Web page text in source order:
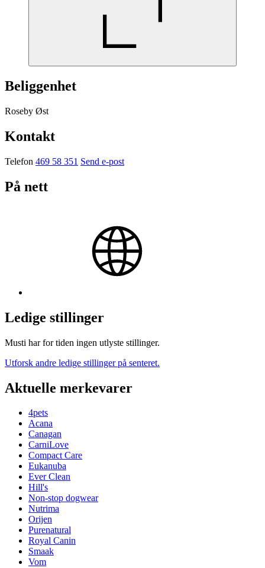
Beliggenhet
Roseby Øst
Kontakt
Telefon 469 58 351 Send e-post
På nett
Ledige stillinger
Musti har for tiden ingen utlyste stillinger.
Utforsk andre ledige stillinger på senteret.
Aktuelle merkevarer
4pets
Acana
Canagan
CarniLove
Compact Care
Eukanuba
Ever Clean
Hill's
Non-stop dogwear
Nutrima
Orijen
Purenatural
Royal Canin
Smaak
Vom